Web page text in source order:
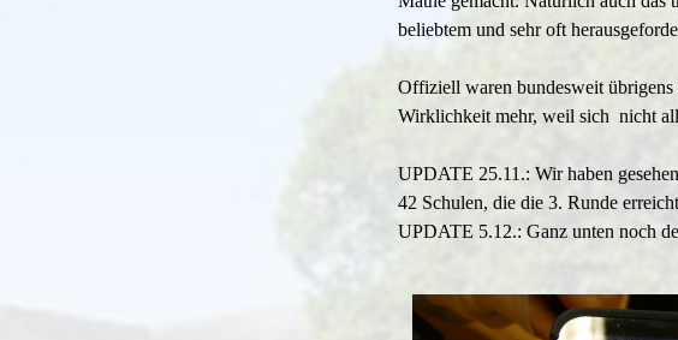
beliebtem und sehr oft
Offiziell waren bundesweit
Wirklichkeit mehr, weil sich nicht
UPDATE 25.11.: Wir haben
42 Schulen, die die 3. Runde
UPDATE 5.12.: Ganz unten noch